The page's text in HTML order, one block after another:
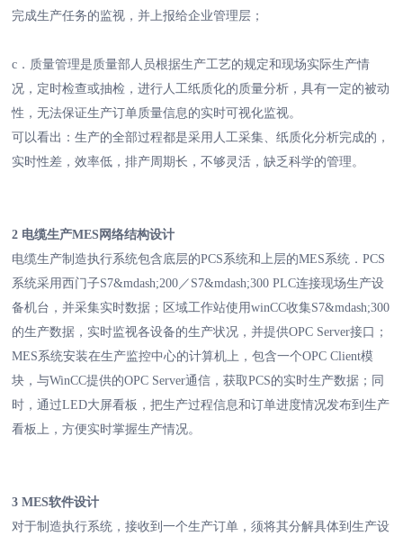
完成生产任务的监视，并上报给企业管理层；
c．质量管理是质量部人员根据生产工艺的规定和现场实际生产情
况，定时检查或抽检，进行人工纸质化的质量分析，具有一定的被动
性，无法保证生产订单质量信息的实时可视化监视。
可以看出：生产的全部过程都是采用人工采集、纸质化分析完成的，
实时性差，效率低，排产周期长，不够灵活，缺乏科学的管理。
2 电缆生产MES网络结构设计
电缆生产制造执行系统包含底层的PCS系统和上层的MES系统．PCS
系统采用西门子S7&mdash;200／S7&mdash;300 PLC连接现场生产设
备机台，并采集实时数据；区域工作站使用winCC收集S7&mdash;300
的生产数据，实时监视各设备的生产状况，并提供OPC Server接口；
MES系统安装在生产监控中心的计算机上，包含一个OPC Client模
块，与WinCC提供的OPC Server通信，获取PCS的实时生产数据；同
时，通过LED大屏看板，把生产过程信息和订单进度情况发布到生产
看板上，方便实时掌握生产情况。
3 MES软件设计
对于制造执行系统，接收到一个生产订单，须将其分解具体到生产设